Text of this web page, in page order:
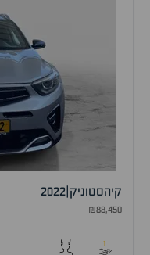
קיהסטוניק 2022
₪88,450
1